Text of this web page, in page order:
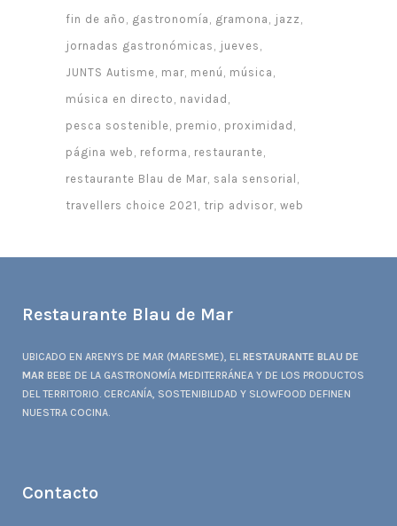
fin de año
gastronomía gramona
jazz
jornadas gastronómicas
jueves
JUNTS Autisme mar menú
música
música en directo
navidad
pesca sostenible premio
proximidad
página web
reforma
restaurante
restaurante Blau de Mar sala sensorial
travellers choice 2021
trip advisor web
Restaurante Blau de Mar
UBICADO EN ARENYS DE MAR (MARESME), ELRESTAURANTE BLAU DE
MAR BEBE DE LA GASTRONOMÍA MEDITERRÁNEA Y DE LOS PRODUCTOS
DEL TERRITORIO. CERCANÍA, SOSTENIBILIDAD Y SLOWFOOD DEFINEN
NUESTRA COCINA.
Contacto